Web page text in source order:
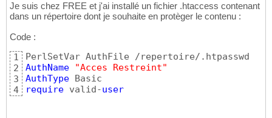
Je suis chez FREE et j'ai installé un fichier .htaccess contenant
dans un répertoire dont je souhaite en protèger le contenu :
Code :
1
2
3
4
AuthName
"Acces Restreint"
AuthType
require valid-user